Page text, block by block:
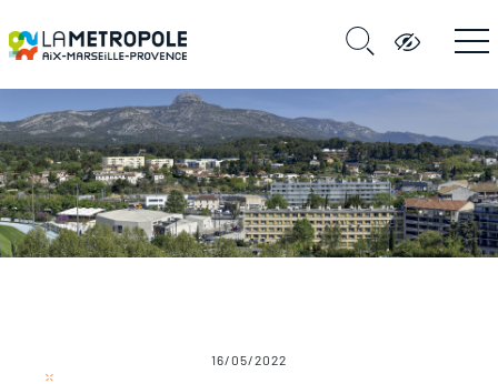
16/05/2022